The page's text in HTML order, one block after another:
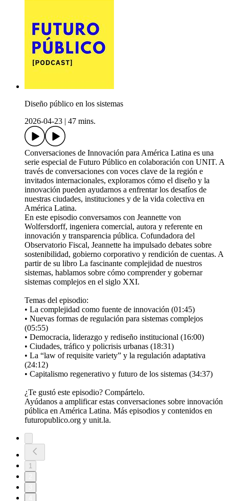
Diseño público en los sistemas
2026-04-23
47 mins.
Conversaciones de Innovación para América Latina es una
serie especial de Futuro Público en colaboración con UNIT. A
través de conversaciones con voces clave de la región e
invitados internacionales, exploramos cómo el diseño y la
innovación pueden ayudarnos a enfrentar los desafíos de
nuestras ciudades, instituciones y de la vida colectiva en
América Latina.
En este episodio conversamos con Jeannette von
Wolfersdorff, ingeniera comercial, autora y referente en
innovación y transparencia pública. Cofundadora del
Observatorio Fiscal, Jeannette ha impulsado debates sobre
sostenibilidad, gobierno corporativo y rendición de cuentas. A
partir de su libro La fascinante complejidad de nuestros
sistemas, hablamos sobre cómo comprender y gobernar
sistemas complejos en el siglo XXI.
Temas del episodio:
• La complejidad como fuente de innovación (01:45)
• Nuevas formas de regulación para sistemas complejos
(05:55)
• Democracia, liderazgo y rediseño institucional (16:00)
• Ciudades, tráfico y policrisis urbanas (18:31)
• La “law of requisite variety” y la regulación adaptativa
(24:12)
• Capitalismo regenerativo y futuro de los sistemas (34:37)
¿Te gustó este episodio? Compártelo.
Ayúdanos a amplificar estas conversaciones sobre innovación
pública en América Latina. Más episodios y contenidos en
futuropublico.org y unit.la.
1